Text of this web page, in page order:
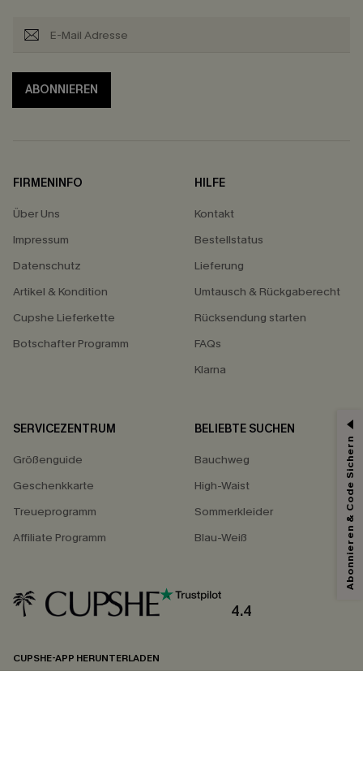
ABONNIEREN
FIRMENINFO
Über Uns
Impressum
Datenschutz
Artikel & Kondition
Cupshe Lieferkette
Botschafter Programm
HILFE
Kontakt
Bestellstatus
Lieferung
Umtausch & Rückgaberecht
Rücksendung starten
FAQs
Klarna
SERVICEZENTRUM
Größenguide
Geschenkkarte
Treueprogramm
Affiliate Programm
BELIEBTE SUCHEN
Bauchweg
High-Waist
Sommerkleider
Blau-Weiß
4.4
CUPSHE-APP HERUNTERLADEN
Abonnieren & Code Sichern